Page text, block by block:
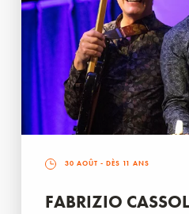
30 AOÛT - DÈS 11 ANS
FABRIZIO